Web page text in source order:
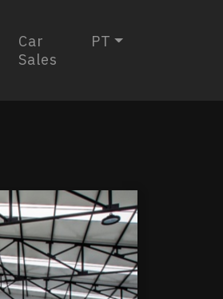
Car
Sales
PT